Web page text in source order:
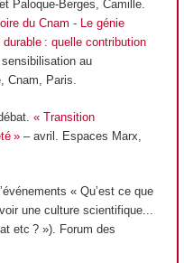
Paloque-Berges, Camille.
du Cnam - Le génie
: quelle contribution
au
Cnam, Paris.
« Transition
» – avril. Espaces Marx,
« Qu’est ce que
une culture scientifique...
etc ? »). Forum des